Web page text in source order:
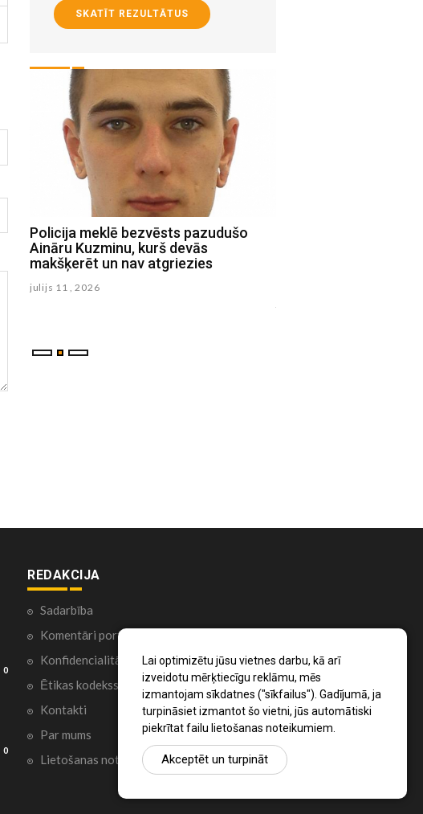
Lai optimizētu jūsu vietnes darbu, kā arī
izveidotu mērķtiecīgu reklāmu, mēs
izmantojam sīkdatnes ("sīkfailus"). Gadījumā, ja
turpināsiet izmantot šo vietni, jūs automātiski
piekrītat failu lietošanas noteikumiem.
Akceptēt un turpināt
SKATĪT REZULTĀTUS
Policija meklē bezvēsts pazudušo
Aināru Kuzminu, kurš devās
makšķerēt un nav atgriezies
julijs 11 , 2026
0
0
REDAKCIJA
Sadarbība
Komentāri portālā
Konfidencialitātes politika
Ētikas kodekss
Kontakti
Par mums
Lietošanas noteikumi